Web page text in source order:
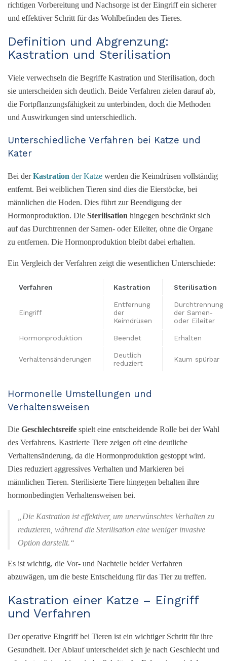
richtigen Vorbereitung und Nachsorge ist der Eingriff ein sicherer
und effektiver Schritt für das Wohlbefinden des Tieres.
Definition und Abgrenzung:
Kastration und Sterilisation
Viele verwechseln die Begriffe Kastration und Sterilisation, doch
sie unterscheiden sich deutlich. Beide Verfahren zielen darauf ab,
die Fortpflanzungsfähigkeit zu unterbinden, doch die Methoden
und Auswirkungen sind unterschiedlich.
Unterschiedliche Verfahren bei Katze und
Kater
Bei derKastration der Katze werden die Keimdrüsen vollständig
entfernt. Bei weiblichen Tieren sind dies die Eierstöcke, bei
männlichen die Hoden. Dies führt zur Beendigung der
Hormonproduktion. Die Sterilisation hingegen beschränkt sich
auf das Durchtrennen der Samen- oder Eileiter, ohne die Organe
zu entfernen. Die Hormonproduktion bleibt dabei erhalten.
Ein Vergleich der Verfahren zeigt die wesentlichen Unterschiede:
Verfahren Kastration Sterilisation
Eingriff
Entfernung
der
Keimdrüsen
Durchtrennung
der Samen-
oder Eileiter
Hormonproduktion Beendet Erhalten
Verhaltensänderungen
Deutlich
reduziert
Kaum spürbar
Hormonelle Umstellungen und
Verhaltensweisen
Die Geschlechtsreife spielt eine entscheidende Rolle bei der Wahl
des Verfahrens. Kastrierte Tiere zeigen oft eine deutliche
Verhaltensänderung, da die Hormonproduktion gestoppt wird.
Dies reduziert aggressives Verhalten und Markieren bei
männlichen Tieren. Sterilisierte Tiere hingegen behalten ihre
hormonbedingten Verhaltensweisen bei.
„Die Kastration ist effektiver, um unerwünschtes Verhalten zu
reduzieren, während die Sterilisation eine weniger invasive
Option darstellt.“
Es ist wichtig, die Vor- und Nachteile beider Verfahren
abzuwägen, um die beste Entscheidung für das Tier zu treffen.
Kastration einer Katze – Eingriff
und Verfahren
Der operative Eingriff bei Tieren ist ein wichtiger Schritt für ihre
Gesundheit. Der Ablauf unterscheidet sich je nach Geschlecht und